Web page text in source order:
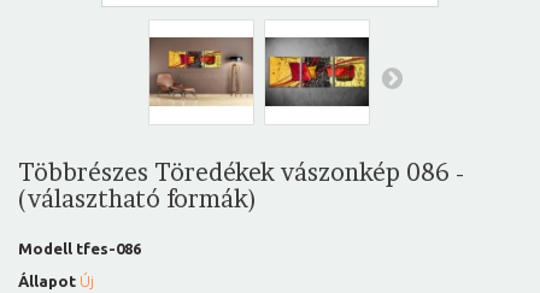
Többrészes Töredékek vászonkép 086 -
(választható formák)
Modell tfes-086
Állapot Új